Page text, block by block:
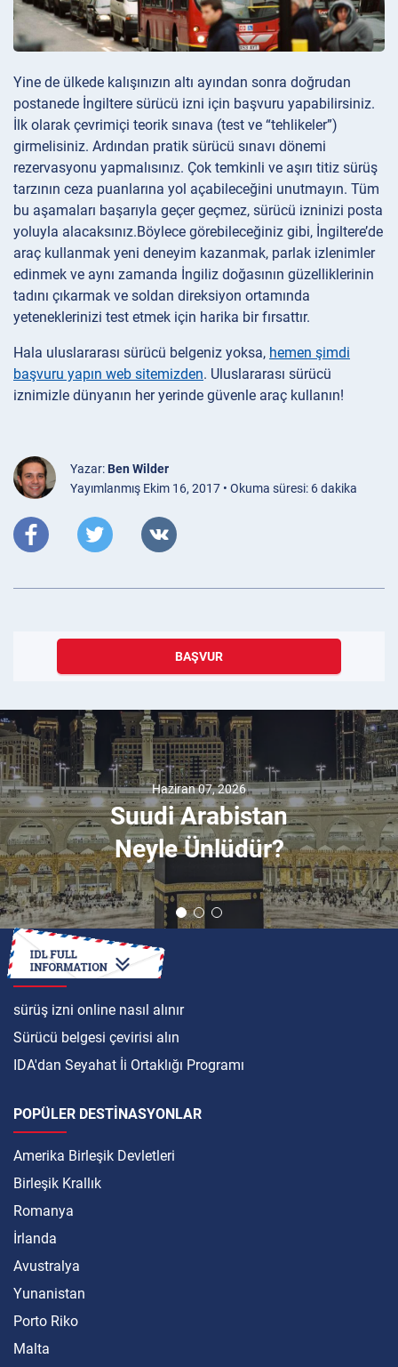
Yine de ülkede kalışınızın altı ayından sonra doğrudan
postanede İngiltere sürücü izni için başvuru yapabilirsiniz.
İlk olarak çevrimiçi teorik sınava (test ve “tehlikeler”)
girmelisiniz. Ardından pratik sürücü sınavı dönemi
rezervasyonu yapmalısınız. Çok temkinli ve aşırı titiz sürüş
tarzının ceza puanlarına yol açabileceğini unutmayın. Tüm
bu aşamaları başarıyla geçer geçmez, sürücü izninizi posta
yoluyla alacaksınız.Böylece görebileceğiniz gibi, İngiltere’de
araç kullanmak yeni deneyim kazanmak, parlak izlenimler
edinmek ve aynı zamanda İngiliz doğasının güzelliklerinin
tadını çıkarmak ve soldan direksiyon ortamında
yeteneklerinizi test etmek için harika bir fırsattır.
Hala uluslararası sürücü belgeniz yoksa, hemen şimdi
başvuru yapın web sitemizden. Uluslararası sürücü
iznimizle dünyanın her yerinde güvenle araç kullanın!
Yazar: Ben Wilder
Yayımlanmış Ekim 16, 2017 • Okuma süresi: 6 dakika
BAŞVUR
Haziran 07, 2026
Suudi Arabistan
Neyle Ünlüdür?
ULUSLARARASI
sürüş izni online nasıl alınır
Sürücü belgesi çevirisi alın
IDA'dan Seyahat İi Ortaklığı Programı
POPÜLER DESTINASYONLAR
Amerika Birleşik Devletleri
Birleşik Krallık
Romanya
İrlanda
Avustralya
Yunanistan
Porto Riko
Malta